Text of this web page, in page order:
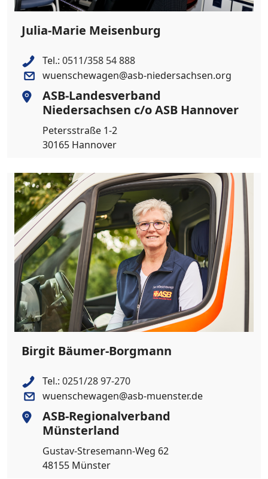
Julia-Marie Meisenburg
Tel.: 0511/358 54 888
wuenschewagen@asb-niedersachsen.org
ASB-Landesverband
Niedersachsen c/o ASB Hannover
Petersstraße 1-2
30165 Hannover
Birgit Bäumer-Borgmann
Tel.: 0251/28 97-270
wuenschewagen@asb-muenster.de
ASB-Regionalverband
Münsterland
Gustav-Stresemann-Weg 62
48155 Münster